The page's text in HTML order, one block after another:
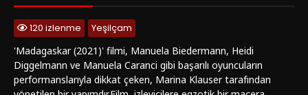
120 izlenme
Yeşilçam
'Madagaskar (2021)' filmi, Manuela Biedermann, Heidi
Diggelmann ve Manuela Caranci gibi başarılı oyuncuların
performanslarıyla dikkat çeken, Marina Klauser tarafından